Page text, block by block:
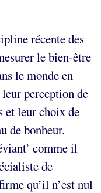
récente des
le bien-être
le monde en
perception de
et leur choix de
de bonheur.
comme il
de
qu’il n’est nul